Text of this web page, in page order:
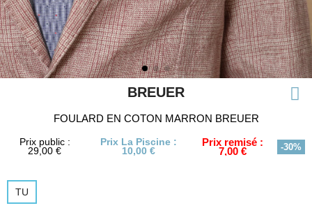
BREUER
FOULARD EN COTON MARRON BREUER
Prix public :
29,00 €
Prix La Piscine :
10,00 €
Prix remisé :
7,00 € -30%
TU